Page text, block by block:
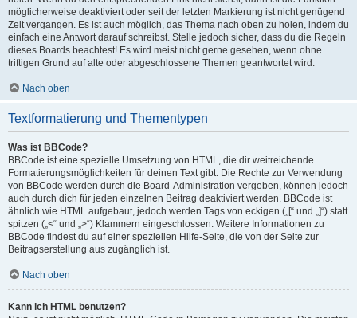
möglicherweise deaktiviert oder seit der letzten Markierung ist nicht genügend
Zeit vergangen. Es ist auch möglich, das Thema nach oben zu holen, indem du
einfach eine Antwort darauf schreibst. Stelle jedoch sicher, dass du die Regeln
dieses Boards beachtest! Es wird meist nicht gerne gesehen, wenn ohne
triftigen Grund auf alte oder abgeschlossene Themen geantwortet wird.
Nach oben
Textformatierung und Thementypen
Was ist BBCode?
BBCode ist eine spezielle Umsetzung von HTML, die dir weitreichende
Formatierungsmöglichkeiten für deinen Text gibt. Die Rechte zur Verwendung
von BBCode werden durch die Board-Administration vergeben, können jedoch
auch durch dich für jeden einzelnen Beitrag deaktiviert werden. BBCode ist
ähnlich wie HTML aufgebaut, jedoch werden Tags von eckigen („[“ und „]“) statt
spitzen („<“ und „>“) Klammern eingeschlossen. Weitere Informationen zu
BBCode findest du auf einer speziellen Hilfe-Seite, die von der Seite zur
Beitragserstellung aus zugänglich ist.
Nach oben
Kann ich HTML benutzen?